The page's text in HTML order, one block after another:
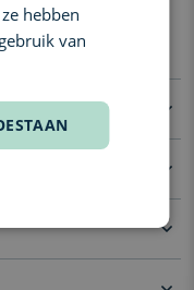
Kruidig &
Eau, Alpha-
Geraniol, Limonene,
hebben
van